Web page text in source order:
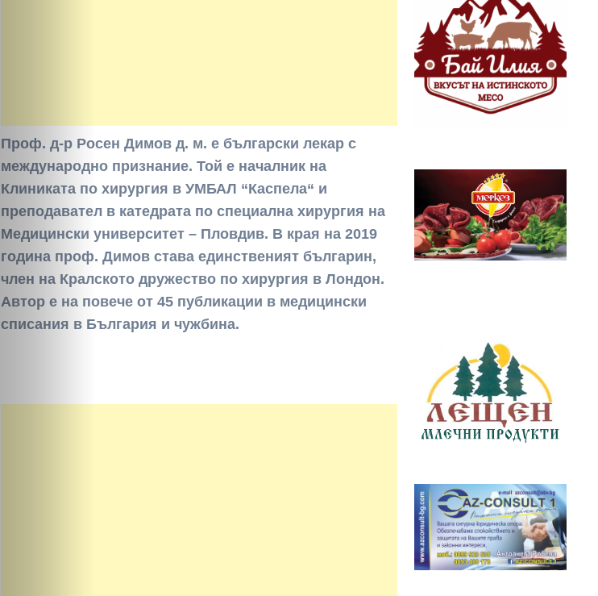
Проф. д-р Росен Димов д. м. е български лекар с
международно признание. Той е началник на
Клиниката по хирургия в УМБАЛ “Каспела“ и
преподавател в катедрата по специална хирургия на
Медицински университет – Пловдив. В края на 2019
година проф. Димов става единственият българин,
член на Кралското дружество по хирургия в Лондон.
Автор е на повече от 45 публикации в медицински
списания в България и чужбина.